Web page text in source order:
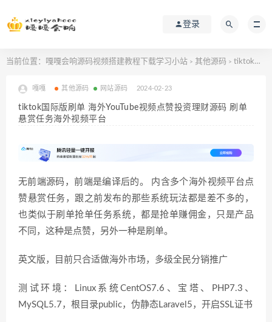
登录
当前位置： 嘎嘎会响源码视频搭建教程下载学习小站 > 其他源码 > tiktok国际版刷单 海外YouTube视频点赞投资理财源码 刷单悬赏任务海外视频平台
嘎嘎 其他源码 网站源码 2024-02-23
tiktok国际版刷单 海外YouTube视频点赞投资理财源码 刷单
悬赏任务海外视频平台
无前端源码，前端是编译后的。 内含多个海外视频平台点
赞悬赏任务，跟之前发布的那些系统玩法都是差不多的，
也类似于刷单抢单任务系统，都是抢单赚佣金，只是产品
不同，这种是点赞，另外一种是刷单。
英文版，目前只合适做海外市场，多级全民分销推广
测试环境：Linux系统CentOS7.6、宝塔、PHP7.3、
MySQL5.7，根目录public，伪静态Laravel5，开启SSL证书